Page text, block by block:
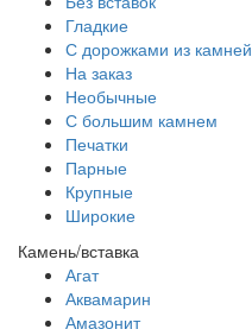
Гладкие
С дорожками из камней
На заказ
Необычные
С большим камнем
Печатки
Парные
Крупные
Широкие
Камень/вставка
Агат
Аквамарин
Амазонит